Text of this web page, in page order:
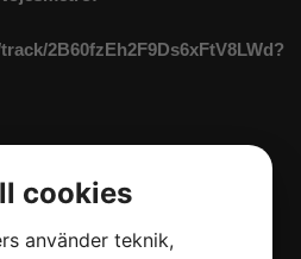
2B60fzEh2F9Ds6xFtV8LWd?
cookies
använder teknik,